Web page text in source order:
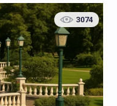
3074